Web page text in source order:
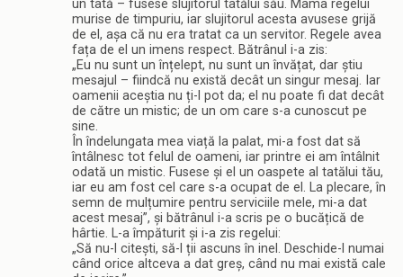
un tată – fusese slujitorul tatălui său. Mama regelui
murise de timpuriu, iar slujitorul acesta avusese grijă
de el, așa că nu era tratat ca un servitor. Regele avea
fața de el un imens respect. Bătrânul i-a zis:
„Eu nu sunt un înțelept, nu sunt un învățat, dar știu
mesajul – fiindcă nu există decât un singur mesaj. Iar
oamenii aceștia nu ți-l pot da; el nu poate fi dat decât
de către un mistic; de un om care s-a cunoscut pe
sine.
În îndelungata mea viață la palat, mi-a fost dat să
întâlnesc tot felul de oameni, iar printre ei am întâlnit
odată un mistic. Fusese și el un oaspete al tatălui tău,
iar eu am fost cel care s-a ocupat de el. La plecare, în
semn de mulțumire pentru serviciile mele, mi-a dat
acest mesaj”, și bătrânul i-a scris pe o bucățică de
hârtie. L-a împăturit și i-a zis regelui:
„Să nu-l citești, să-l ții ascuns în inel. Deschide-l numai
când orice altceva a dat greș, când nu mai există cale